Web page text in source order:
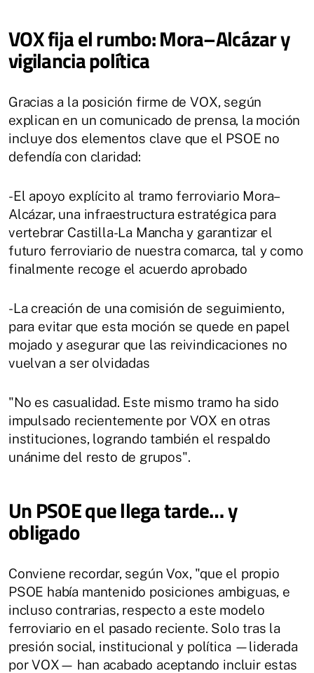
VOX fija el rumbo: Mora–Alcázar y
vigilancia política
Gracias a la posición firme de VOX, según
explican en un comunicado de prensa, la moción
incluye dos elementos clave que el PSOE no
defendía con claridad:
-El apoyo explícito al tramo ferroviario Mora–
Alcázar, una infraestructura estratégica para
vertebrar Castilla-La Mancha y garantizar el
futuro ferroviario de nuestra comarca, tal y como
finalmente recoge el acuerdo aprobado
-La creación de una comisión de seguimiento,
para evitar que esta moción se quede en papel
mojado y asegurar que las reivindicaciones no
vuelvan a ser olvidadas
"No es casualidad. Este mismo tramo ha sido
impulsado recientemente por VOX en otras
instituciones, logrando también el respaldo
unánime del resto de grupos".
Un PSOE que llega tarde… y
obligado
Conviene recordar, según Vox, "que el propio
PSOE había mantenido posiciones ambiguas, e
incluso contrarias, respecto a este modelo
ferroviario en el pasado reciente. Solo tras la
presión social, institucional y política —liderada
por VOX— han acabado aceptando incluir estas